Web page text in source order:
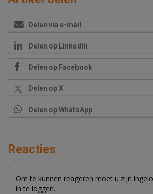
Delen via e-mail
Delen op LinkedIn
Delen op Facebook
Delen op X
Delen op WhatsApp
Reacties
Om te kunnen reageren moet u zijn
in te loggen.